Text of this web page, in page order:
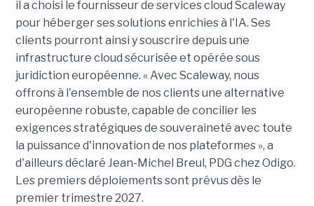
il a choisi le fournisseur de services cloud Scaleway
pour héberger ses solutions enrichies à l'IA. Ses
clients pourront ainsi y souscrire depuis une
infrastructure cloud sécurisée et opérée sous
juridiction européenne. « Avec Scaleway, nous
offrons à l'ensemble de nos clients une alternative
européenne robuste, capable de concilier les
exigences stratégiques de souveraineté avec toute
la puissance d'innovation de nos plateformes », a
d'ailleurs déclaré Jean-Michel Breul, PDG chez Odigo.
Les premiers déploiements sont prévus dès le
premier trimestre 2027.